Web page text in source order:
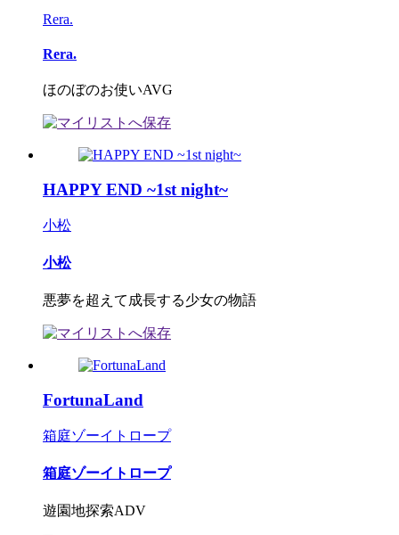
Rera.
Rera.
ほのぼのお使いAVG
HAPPY END ~1st night~
小松
小松
悪夢を超えて成長する少女の物語
FortunaLand
箱庭ゾーイトロープ
箱庭ゾーイトロープ
遊園地探索ADV